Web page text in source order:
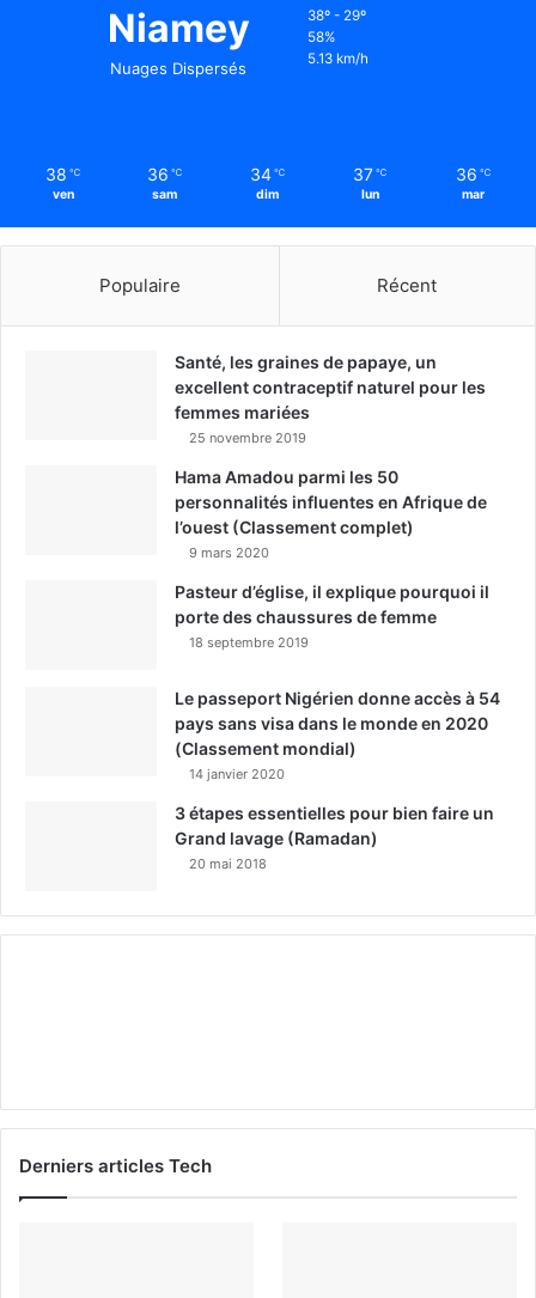
Niamey
Nuages Dispersés
38º - 29º
58%
5.13 km/h
38 ℃
ven
36 ℃
sam
34 ℃
dim
37 ℃
lun
36 ℃
mar
Populaire Récent
Santé, les graines de papaye, un
excellent contraceptif naturel pour les
femmes mariées
25 novembre 2019
Hama Amadou parmi les 50
personnalités influentes en Afrique de
l’ouest (Classement complet)
9 mars 2020
Pasteur d’église, il explique pourquoi il
porte des chaussures de femme
18 septembre 2019
Le passeport Nigérien donne accès à 54
pays sans visa dans le monde en 2020
(Classement mondial)
14 janvier 2020
3 étapes essentielles pour bien faire un
Grand lavage (Ramadan)
20 mai 2018
Derniers articles Tech